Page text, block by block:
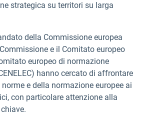
strategica su territori su larga
della Commissione europea
e il Comitato europeo
europeo di normazione
hanno cercato di affrontare
e della normazione europee ai
con particolare attenzione alla